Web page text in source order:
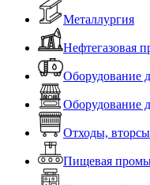
Металлургия
Нефтегазовая
Оборудование
Оборудование
Отходы,
Пищевая